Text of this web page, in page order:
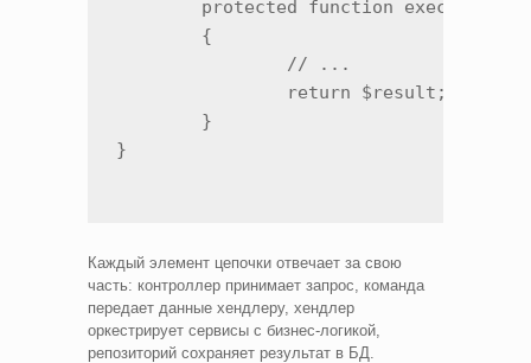
}
Каждый элемент цепочки отвечает за свою
часть: контроллер принимает запрос, команда
передает данные хендлеру, хендлер
оркестрирует сервисы с бизнес-логикой,
репозиторий сохраняет результат в БД.